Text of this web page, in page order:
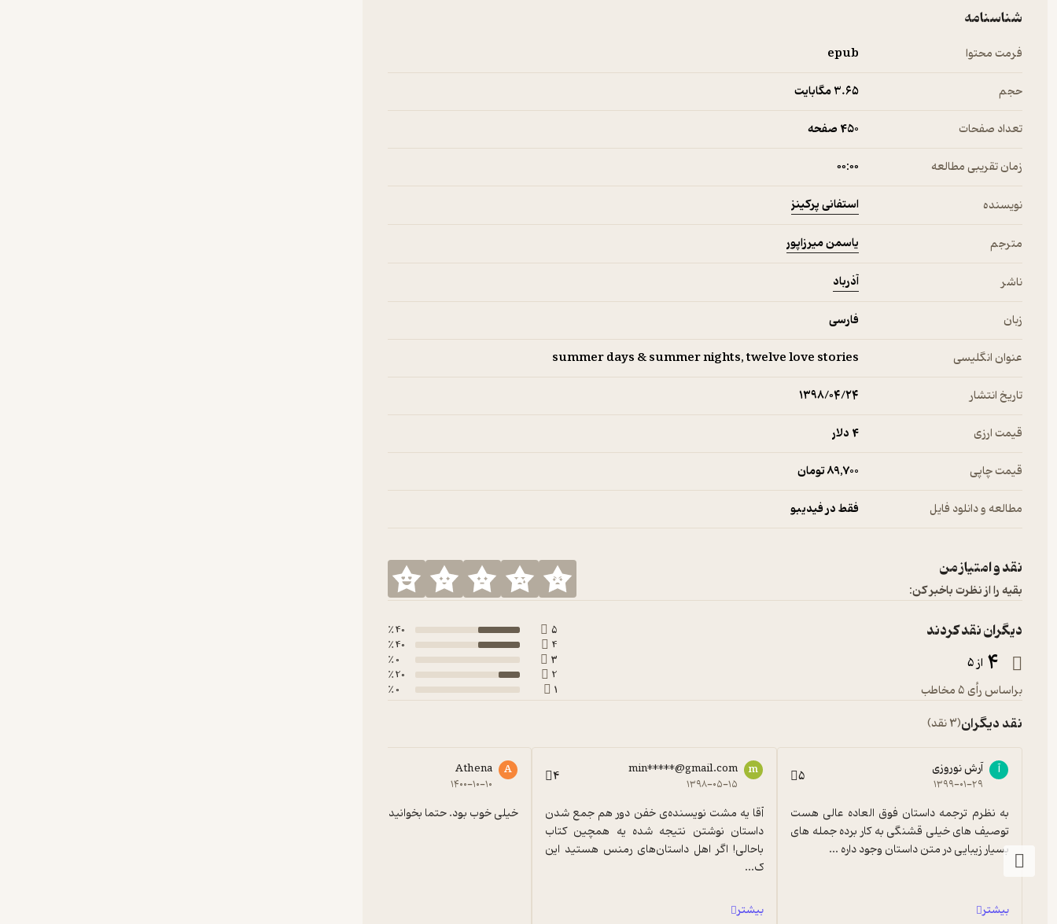
شناسنامه
فرمت محتوا epub
حجم 3.۶۵ مگابایت
تعداد صفحات 450 صفحه
زمان تقریبی مطالعه ۰۰:۰۰
نویسنده استفانی پرکینز
مترجم یاسمن میرزاپور
ناشر آذرباد
زبان فارسی
عنوان انگلیسی summer days & summer nights, twelve love stories
تاریخ انتشار ۱۳۹۸/۰۴/۲۴
قیمت ارزی 4 دلار
قیمت چاپی 89,700 تومان
مطالعه و دانلود فایل فقط در فیدیبو
نقد و امتیاز من
بقیه را از نظرت باخبر کن:
دیگران نقد کردند
4 از 5
براساس رأی 5 مخاطب
5
40 ٪
4
40 ٪
3
0 ٪
2
20 ٪
1
0 ٪
نقد دیگران(3 نقد)
آ آرش نوروزی
۱۳۹۹-۰۱-۲۹ 5
بسیار زیبایی در متن داستان وجود داره ...
بیشتر
m
min*****@gmail.com
۱۳۹۸-۰۵-۱۵ 4
ک...
بیشتر
A
Athena
۱۴۰۰-۱۰-۱۰
خیلی خوب بود. حتما بخوانیدش.